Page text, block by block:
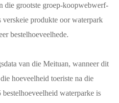
die grootste groep-koopwebwerf-
produkte oor waterpark
bestelhoeveelhede.
van die Meituan, wanneer dit
hoeveelheid toeriste na die
waterparke is